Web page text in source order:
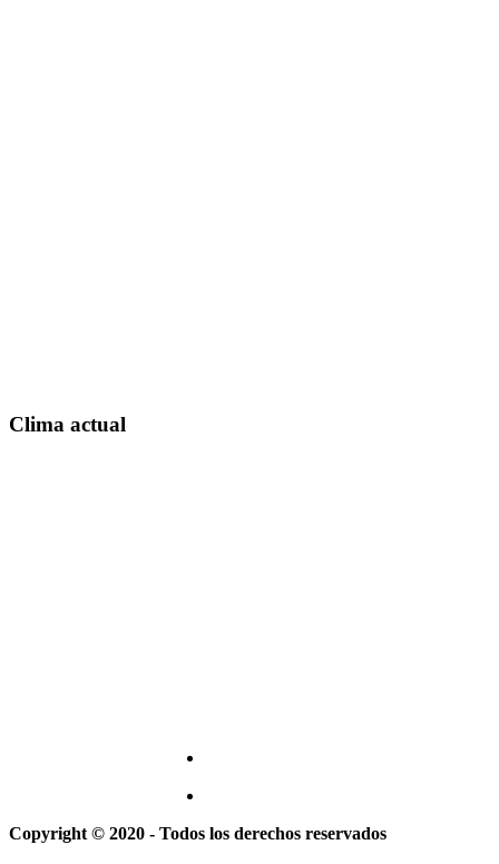
Clima actual
Copyright © 2020 - Todos los derechos reservados